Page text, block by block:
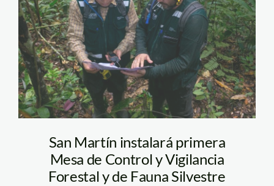
San Martín instalará primera
Mesa de Control y Vigilancia
Forestal y de Fauna Silvestre